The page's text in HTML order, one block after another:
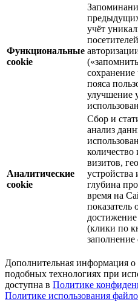
Функциональные
cookie
учёт
сохранение
пояса
улучшение
Аналитические
cookie
Сбор и
анализ
количество
визитов,
устройства
глубина
время на
показатель
(клики по
Дополнительная информация
подобных технологиях при
доступна в Политике
Политике использования